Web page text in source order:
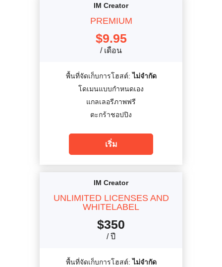
IM Creator
PREMIUM
$9.95
/ เดือน
พื้นที่จัดเก็บการโฮสต์:ไม่จำกัด
โดเมนแบบกำหนดเอง
แกลเลอรีภาพฟรี
ตะกร้าชอปปิง
เริ่ม
IM Creator
UNLIMITED LICENSES AND
WHITELABEL
$350
/ ปี
พื้นที่จัดเก็บการโฮสต์:ไม่จำกัด